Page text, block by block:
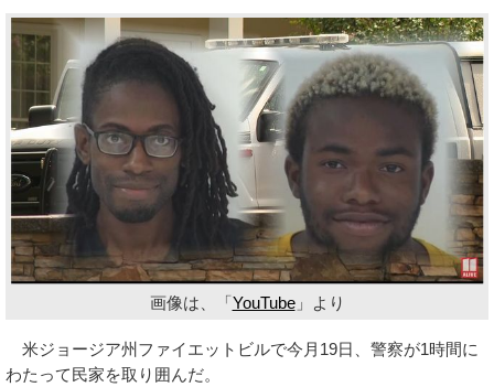
画像は、「YouTube」より
米ジョージア州ファイエットビルで今月19日、警察が1時間に
わたって民家を取り囲んだ。